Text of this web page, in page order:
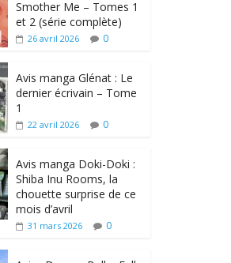
Smother Me – Tomes 1
et 2 (série complète)
26 avril 2026 0
Avis manga Glénat : Le
dernier écrivain – Tome
1
22 avril 2026 0
Avis manga Doki-Doki :
Shiba Inu Rooms, la
chouette surprise de ce
mois d’avril
31 mars 2026 0